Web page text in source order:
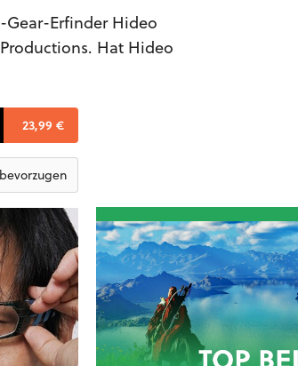
Erfinder Hideo
Hat Hideo
23,99 €